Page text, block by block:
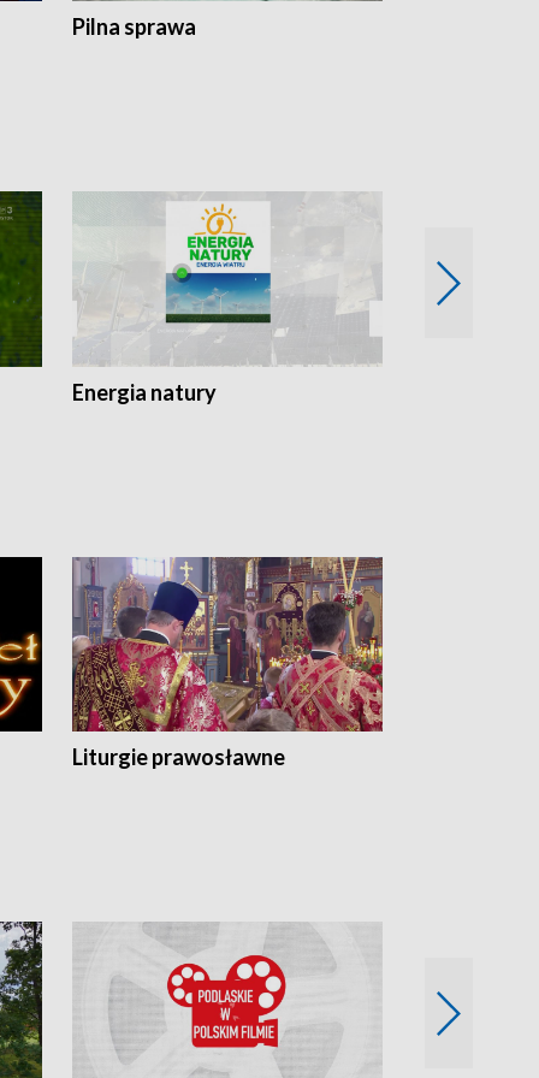
Pilna sprawa
Energia natury
Liturgie prawosławne